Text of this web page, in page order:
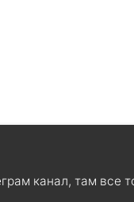
канал, там все